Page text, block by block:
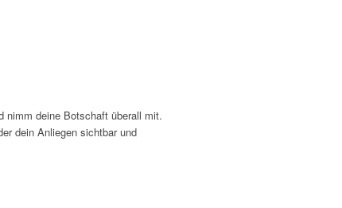
nimm deine Botschaft überall mit.
dein Anliegen sichtbar und